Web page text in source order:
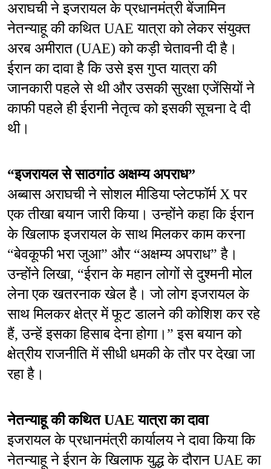
अराघची ने इजरायल के प्रधानमंत्री बेंजामिन
नेतन्याहू की कथित UAE यात्रा को लेकर संयुक्त
अरब अमीरात (UAE) को कड़ी चेतावनी दी है।
ईरान का दावा है कि उसे इस गुप्त यात्रा की
जानकारी पहले से थी और उसकी सुरक्षा एजेंसियों ने
काफी पहले ही ईरानी नेतृत्व को इसकी सूचना दे दी
थी।
“इजरायल से साठगांठ अक्षम्य अपराध”
अब्बास अराघची ने सोशल मीडिया प्लेटफॉर्म X पर
एक तीखा बयान जारी किया। उन्होंने कहा कि ईरान
के खिलाफ इजरायल के साथ मिलकर काम करना
“बेवकूफी भरा जुआ” और “अक्षम्य अपराध” है।
उन्होंने लिखा, “ईरान के महान लोगों से दुश्मनी मोल
लेना एक खतरनाक खेल है। जो लोग इजरायल के
साथ मिलकर क्षेत्र में फूट डालने की कोशिश कर रहे
हैं, उन्हें इसका हिसाब देना होगा।” इस बयान को
क्षेत्रीय राजनीति में सीधी धमकी के तौर पर देखा जा
रहा है।
नेतन्याहू की कथित UAE यात्रा का दावा
इजरायल के प्रधानमंत्री कार्यालय ने दावा किया कि
नेतन्याहू ने ईरान के खिलाफ युद्ध के दौरान UAE का